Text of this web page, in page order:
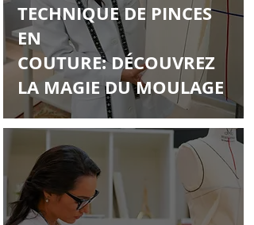
TECHNIQUE DE PINCES
EN
COUTURE: DÉCOUVREZ
LA MAGIE DU MOULAGE